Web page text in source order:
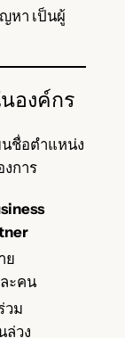
หา เป็นผู้
องค์กร
นชื่อตำแหน่ง
การ
ย
ะคน
วม
ล่วง